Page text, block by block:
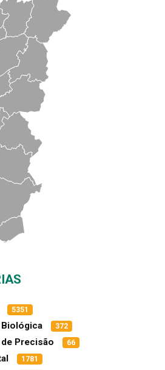
5351
372
Precisão 66
1781